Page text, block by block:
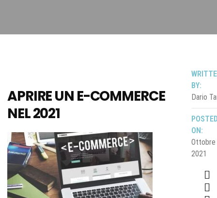
APRIRE UN E-COMMERCE
NEL 2021
BY:
Dario
ON:
Ottobre
2021